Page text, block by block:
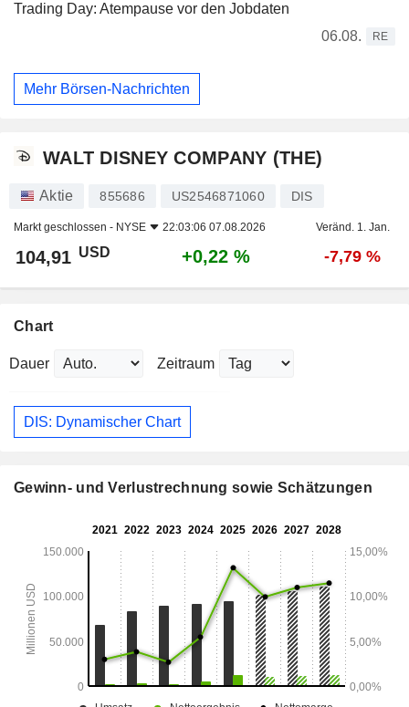
Trading Day: Atempause vor den Jobdaten
06.08.
RE
Mehr Börsen-Nachrichten
WALT DISNEY COMPANY (THE)
Aktie 855686 US2546871060 DIS
Markt geschlossen - NYSE 22:03:06 07.08.2026 Veränd. 1. Jan.
104,91 USD +0,22 % -7,79 %
Chart
Dauer Zeitraum
DIS: Dynamischer Chart
Gewinn- und Verlustrechnung sowie Schätzungen